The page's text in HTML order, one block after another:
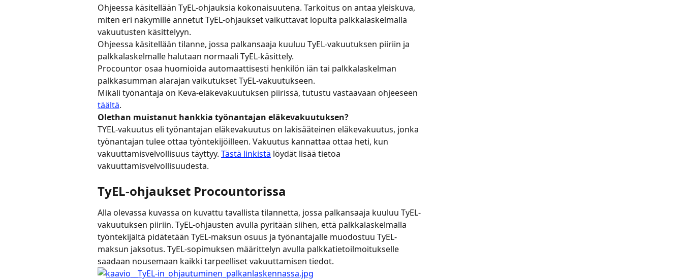
Ohjeessa käsitellään TyEL-ohjauksia kokonaisuutena. Tarkoitus on antaa yleiskuva,
miten eri näkymille annetut TyEL-ohjaukset vaikuttavat lopulta palkkalaskelmalla
vakuutusten käsittelyyn.
Ohjeessa käsitellään tilanne, jossa palkansaaja kuuluu TyEL-vakuutuksen piiriin ja
palkkalaskelmalle halutaan normaali TyEL-käsittely.
Procountor osaa huomioida automaattisesti henkilön iän tai palkkalaskelman
palkkasumman alarajan vaikutukset TyEL-vakuutukseen.
Mikäli työnantaja on Keva-eläkevakuutuksen piirissä, tutustu vastaavaan ohjeeseen
täältä.
Olethan muistanut hankkia työnantajan eläkevakuutuksen?
TYEL-vakuutus eli työnantajan eläkevakuutus on lakisääteinen eläkevakuutus, jonka
työnantajan tulee ottaa työntekijöilleen. Vakuutus kannattaa ottaa heti, kun
vakuuttamisvelvollisuus täyttyy. Tästä linkistä löydät lisää tietoa
vakuuttamisvelvollisuudesta.
TyEL-ohjaukset Procountorissa
Alla olevassa kuvassa on kuvattu tavallista tilannetta, jossa palkansaaja kuuluu TyEL-
vakuutuksen piiriin. TyEL-ohjausten avulla pyritään siihen, että palkkalaskelmalla
työntekijältä pidätetään TyEL-maksun osuus ja työnantajalle muodostuu TyEL-
maksun jaksotus. TyEL-sopimuksen määrittelyn avulla palkkatietoilmoitukselle
saadaan nousemaan kaikki tarpeelliset vakuuttamisen tiedot.